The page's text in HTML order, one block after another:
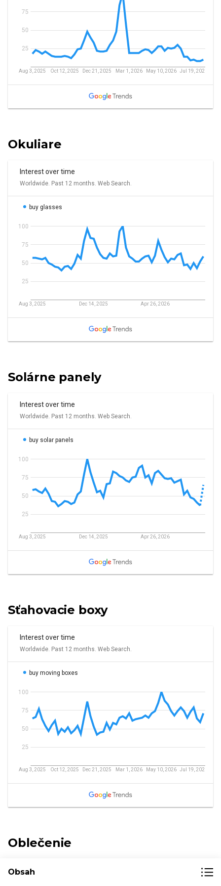
Okuliare
Solárne panely
Sťahovacie boxy
Oblečenie
Obsah